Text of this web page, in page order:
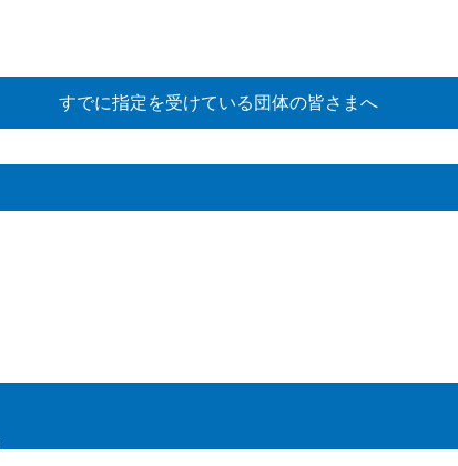
すでに指定を受けている団体の皆さまへ